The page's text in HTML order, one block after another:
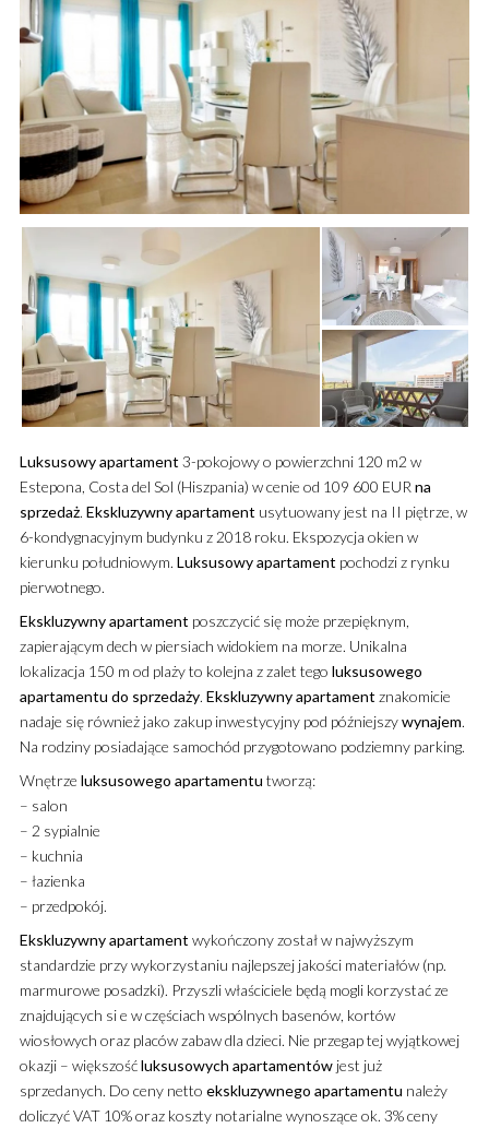
Luksusowyapartament 3-pokojowy o powierzchni 120 m2 w
Estepona, Costa del Sol (Hiszpania) w cenie od 109 600 EURna
sprzedaż. Ekskluzywnyapartament usytuowany jest na II piętrze, w
6-kondygnacyjnym budynku z 2018 roku. Ekspozycja okien w
kierunku południowym. Luksusowyapartament pochodzi z rynku
pierwotnego.
Ekskluzywnyapartament poszczycić się może przepięknym,
zapierającym dech w piersiach widokiem na morze. Unikalna
lokalizacja 150 m od plaży to kolejna z zalet tego luksusowego
apartamentu do sprzedaży. Ekskluzywnyapartament znakomicie
nadaje się również jako zakup inwestycyjny pod późniejszywynajem.
Na rodziny posiadające samochód przygotowano podziemny parking.
Wnętrze luksusowego apartamentu tworzą:
– salon
– 2 sypialnie
– kuchnia
– łazienka
– przedpokój.
Ekskluzywnyapartament wykończony został w najwyższym
standardzie przy wykorzystaniu najlepszej jakości materiałów (np.
marmurowe posadzki). Przyszli właściciele będą mogli korzystać ze
znajdujących si e w częściach wspólnych basenów, kortów
wiosłowych oraz placów zabaw dla dzieci. Nie przegap tej wyjątkowej
okazji – większośćluksusowych apartamentówjest już
sprzedanych. Do ceny netto ekskluzywnego apartamentu należy
doliczyć VAT 10% oraz koszty notarialne wynoszące ok. 3% ceny